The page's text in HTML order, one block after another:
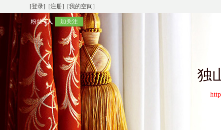
[登录] [注册] [我的空间]
粉丝4人 加关注
独